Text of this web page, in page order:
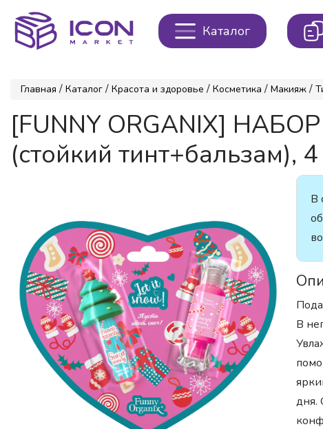
Каталог
Главная / Каталог / Красота и здоровье / Косметика / Макияж /
[FUNNY ORGANIX]
(стойкий тинт+бальзам),
В
В
дня.